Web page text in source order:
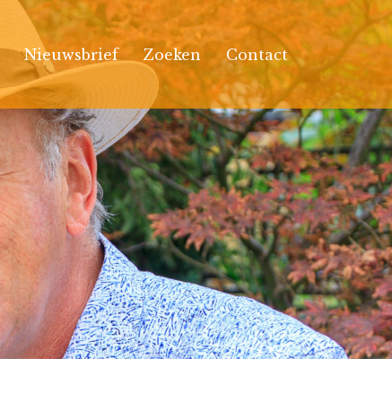
Nieuwsbrief Zoeken Contact